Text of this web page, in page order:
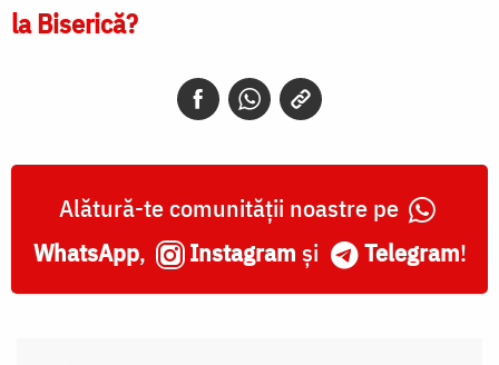
la Biserică?
Alătură-te comunității noastre pe
WhatsApp, Instagram și Telegram!